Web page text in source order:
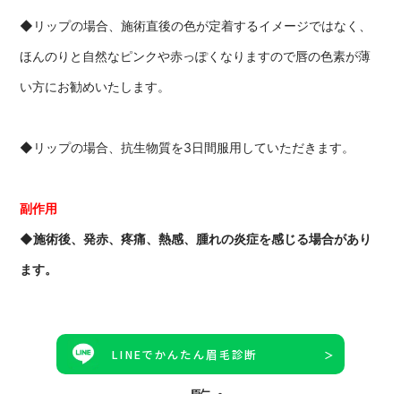
◆リップの場合、施術直後の色が定着するイメージではなく、
ほんのりと自然なピンクや赤っぽくなりますので唇の色素が薄
い方にお勧めいたします。
◆リップの場合、抗生物質を3日間服用していただきます。
副作用
◆施術後、発赤、疼痛、熱感、腫れの炎症を感じる場合があり
ます。
LINEでかんたん眉毛診断